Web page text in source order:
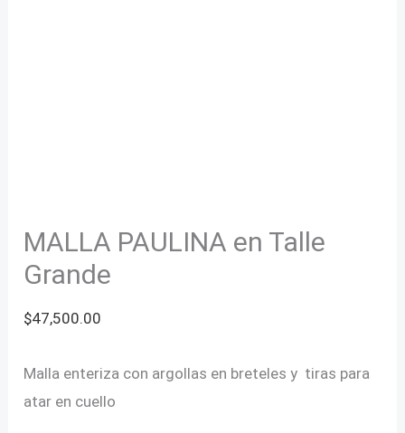
MALLA PAULINA en Talle
Grande
$47,500.00
Malla enteriza con argollas en breteles y tiras para
atar en cuello